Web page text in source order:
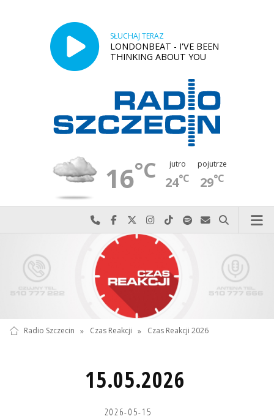
SŁUCHAJ TERAZ
LONDONBEAT - I'VE BEEN
THINKING ABOUT YOU
16°C jutro
24°C
pojutrze
29°C
Najlepiej po prostu do nas zadzwoń
Odwiedź nas na Facebook-u
Odwiedź nas na X
Odwiedź nas na Instagram-ie
Odwiedź nas na TikTok-u
Szukaj nas na Spotify
Wyślij do nas
Szukaj
Radio Szczecin » Czas Reakcji » Czas Reakcji 2026
15.05.2026
2026-05-15